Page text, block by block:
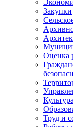
Закупки
Оценка
Труд и